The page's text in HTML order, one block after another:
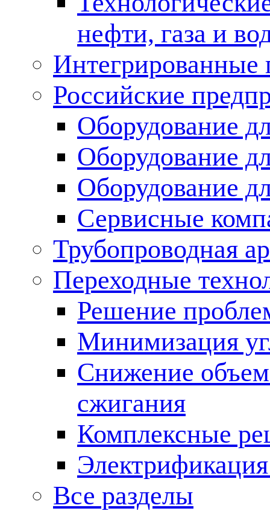
нефти, газа и
Российские
Оборудование
Оборудование
Оборудование
Сервисные
Трубопроводная
Переходные
Решение
Минимизация
Снижение
сжигания
Комплексные
Все разделы